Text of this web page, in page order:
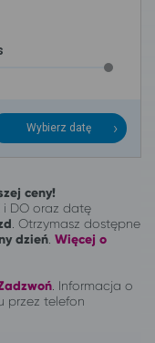
Wybierz datę
ceny!
i DO oraz datę
. Otrzymasz dostępne
dzień Więcej o
Informacja o
przez telefon